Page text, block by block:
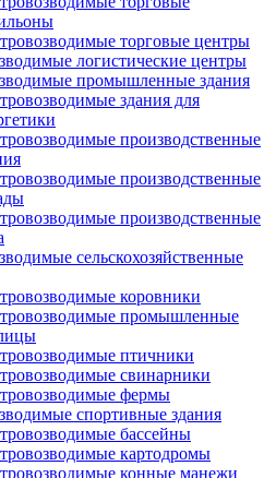
торговые центры
логистические центры
промышленные здания
здания для
производственные
производственные
производственные
сельскохозяйственные
коровники
промышленные
птичники
свинарники
фермы
спортивные здания
бассейны
картодромы
конные манежи